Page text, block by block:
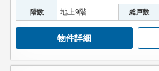
階数 地上9階 総戸数
物件詳細